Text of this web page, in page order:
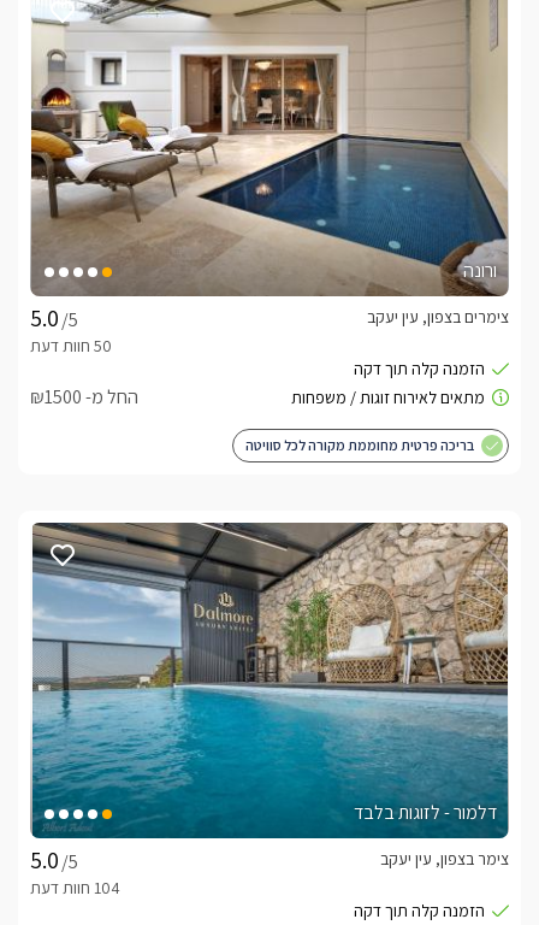
ורונה
/5
צימרים בצפון, עין יעקב
החל מ- ₪1500
בריכה פרטית מחוממת מקורה לכל סוויטה
דלמור - לזוגות בלבד
/5
צימר בצפון, עין יעקב